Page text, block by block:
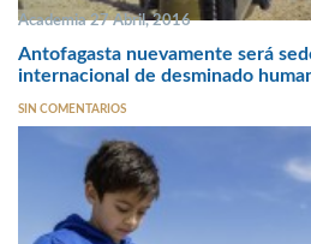
Academia 27 Abril, 2016
Antofagasta nuevamente será
internacional de desminado
SIN COMENTARIOS